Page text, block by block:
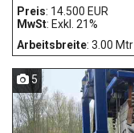
Preis: 14.500 EUR
MwSt: Exkl. 21%
Arbeitsbreite: 3.00 Mtr
5